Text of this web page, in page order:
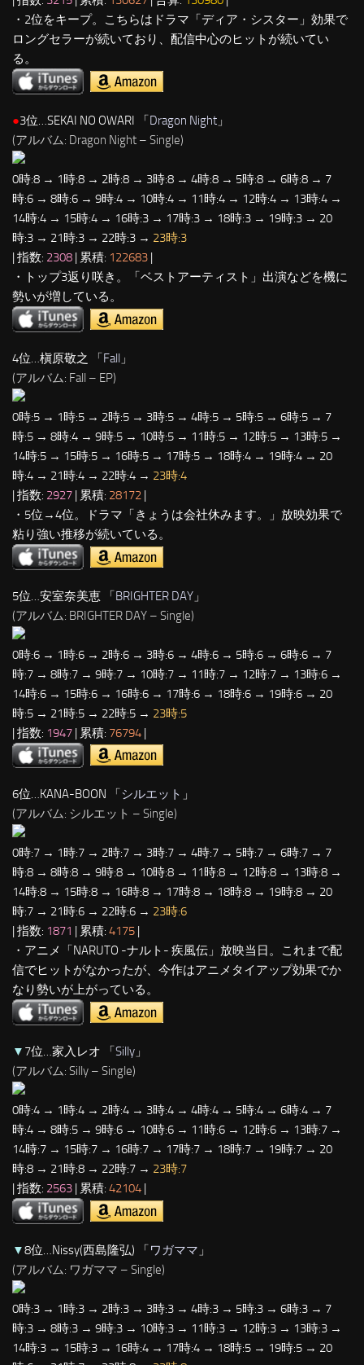
・2位をキープ。こちらはドラマ「ディア・シスター」効果で
ロングセラーが続いており、配信中心のヒットが続いてい
る。
●3位…SEKAI NO OWARI 「Dragon Night 」
(アルバム: Dragon Night – Single)
0時:8 → 1時:8 → 2時:8 → 3時:8 → 4時:8 → 5時:8 → 6時:8 → 7
時:6 → 8時:6 → 9時:4 → 10時:4 → 11時:4 → 12時:4 → 13時:4 →
14時:4 → 15時:4 → 16時:3 → 17時:3 → 18時:3 → 19時:3 → 20
時:3 → 21時:3 → 22時:3 → 23時:3
| 指数: 2308 | 累積: 122683 |
・トップ3返り咲き。「ベストアーティスト」出演などを機に
勢いが増している。
4位…槇原敬之 「Fall 」
(アルバム: Fall – EP)
0時:5 → 1時:5 → 2時:5 → 3時:5 → 4時:5 → 5時:5 → 6時:5 → 7
時:5 → 8時:4 → 9時:5 → 10時:5 → 11時:5 → 12時:5 → 13時:5 →
14時:5 → 15時:5 → 16時:5 → 17時:5 → 18時:4 → 19時:4 → 20
時:4 → 21時:4 → 22時:4 → 23時:4
| 指数: 2927 | 累積: 28172 |
・5位→4位。ドラマ「きょうは会社休みます。」放映効果で
粘り強い推移が続いている。
5位…安室奈美恵 「BRIGHTER DAY 」
(アルバム: BRIGHTER DAY – Single)
0時:6 → 1時:6 → 2時:6 → 3時:6 → 4時:6 → 5時:6 → 6時:6 → 7
時:7 → 8時:7 → 9時:7 → 10時:7 → 11時:7 → 12時:7 → 13時:6 →
14時:6 → 15時:6 → 16時:6 → 17時:6 → 18時:6 → 19時:6 → 20
時:5 → 21時:5 → 22時:5 → 23時:5
| 指数: 1947 | 累積: 76794 |
6位…KANA-BOON 「 シルエット 」
(アルバム: シルエット – Single)
0時:7 → 1時:7 → 2時:7 → 3時:7 → 4時:7 → 5時:7 → 6時:7 → 7
時:8 → 8時:8 → 9時:8 → 10時:8 → 11時:8 → 12時:8 → 13時:8 →
14時:8 → 15時:8 → 16時:8 → 17時:8 → 18時:8 → 19時:8 → 20
時:7 → 21時:6 → 22時:6 → 23時:6
| 指数: 1871 | 累積: 4175
・アニメ「NARUTO -ナルト- 疾風伝」放映当日。これまで配
信でヒットがなかったが、今作はアニメタイアップ効果でか
なり勢いが上がっている。
▼ 7位…家入レオ 「Silly 」
(アルバム: Silly – Single)
0時:4 → 1時:4 → 2時:4 → 3時:4 → 4時:4 → 5時:4 → 6時:4 → 7
時:4 → 8時:5 → 9時:6 → 10時:6 → 11時:6 → 12時:6 → 13時:7 →
14時:7 → 15時:7 → 16時:7 → 17時:7 → 18時:7 → 19時:7 → 20
時:8 → 21時:8 → 22時:7 → 23時:7
| 指数: 2563 | 累積: 42104 |
▼8位…Nissy(西島隆弘) 「ワガママ 」
(アルバム: ワガママ – Single)
0時:3 → 1時:3 → 2時:3 → 3時:3 → 4時:3 → 5時:3 → 6時:3 → 7
時:3 → 8時:3 → 9時:3 → 10時:3 → 11時:3 → 12時:3 → 13時:3 →
14時:3 → 15時:3 → 16時:4 → 17時:4 → 18時:5 → 19時:5 → 20